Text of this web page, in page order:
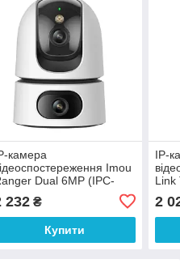
камера
Imou
Dual 6MP (IPC-
232₴
Купити
IP-
Link
2